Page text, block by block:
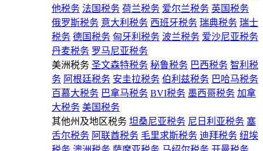
他税务 法国税务 荷兰税务 爱尔兰税务 英国税务
俄罗斯税务 意大利税务 西班牙税务 瑞典税务 瑞士
税务 德国税务 匈牙利税务 波兰税务 爱沙尼亚税务
丹麦税务 罗马尼亚税务
美洲税务 圣文森特税务 秘鲁税务 巴西税务 智利税
务 阿根廷税务 安圭拉税务 伯利兹税务 巴哈马税务
百慕大税务 巴拿马税务 BVI税务 墨西哥税务 加拿
大税务 美国税务
其他州及地区税务 坦桑尼亚税务 尼日利亚税务 塞
舌尔税务 阿联酋税务 毛里求斯税务 迪拜税务 纽埃